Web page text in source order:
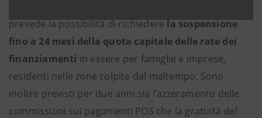
prevede la possibilità di richiederela sospensione
fino a 24 mesi della quota capitale delle rate dei
finanziamenti in essere per famiglie e imprese,
residenti nelle zone colpite dal maltempo. Sono
inoltre previsti per due anni sia l’azzeramento delle
commissioni sui pagamenti POS che la gratuità del